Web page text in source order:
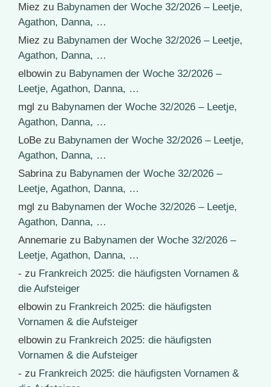
Miez zu Babynamen der Woche 32/2026 – Leetje,
Agathon, Danna, …
Miez zu Babynamen der Woche 32/2026 – Leetje,
Agathon, Danna, …
elbowin zu Babynamen der Woche 32/2026 –
Leetje, Agathon, Danna, …
mgl zu Babynamen der Woche 32/2026 – Leetje,
Agathon, Danna, …
LoBe zu Babynamen der Woche 32/2026 – Leetje,
Agathon, Danna, …
Sabrina zu Babynamen der Woche 32/2026 –
Leetje, Agathon, Danna, …
mgl zu Babynamen der Woche 32/2026 – Leetje,
Agathon, Danna, …
Annemarie zu Babynamen der Woche 32/2026 –
Leetje, Agathon, Danna, …
- zu Frankreich 2025: die häufigsten Vornamen &
die Aufsteiger
elbowin zu Frankreich 2025: die häufigsten
Vornamen & die Aufsteiger
elbowin zu Frankreich 2025: die häufigsten
Vornamen & die Aufsteiger
- zu Frankreich 2025: die häufigsten Vornamen &